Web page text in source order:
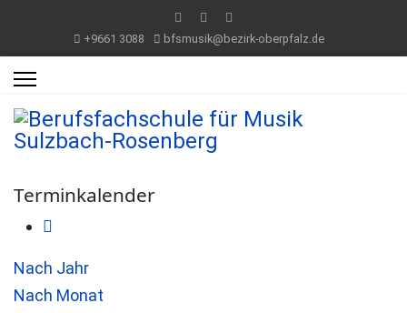
+9661 3088 bfsmusik@bezirk-oberpfalz.de
Terminkalender
Nach Jahr
Nach Monat